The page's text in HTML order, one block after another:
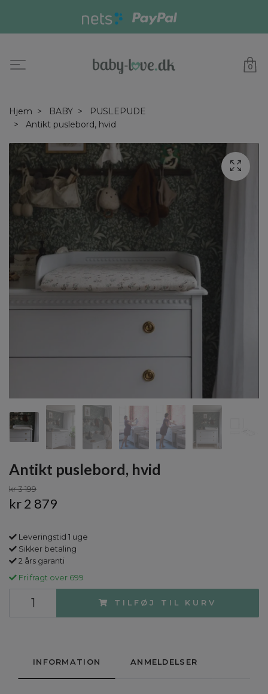
0
Hjem BABY
PUSLEPUDE
Antikt puslebord, hvid
Antikt puslebord, hvid
kr 3 199
kr 2 879
Leveringstid 1 uge
Sikker betaling
2 års garanti
Fri fragt over 699
TILFØJ TIL KURV
INFORMATION ANMELDELSER